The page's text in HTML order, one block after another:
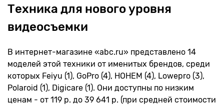
Техника для нового уровня
видеосъемки
В интернет-магазине «abc.ru» представлено 14
моделей этой техники от именитых брендов, среди
которых Feiyu (1), GoPro (4), HOHEM (4), Lowepro (3),
Polaroid (1), Digicare (1). Они доступны по низким
ценам - от 119 р. до 39 641 р. (при средней стоимости